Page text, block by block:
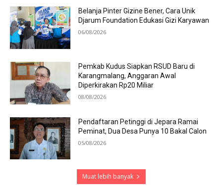
Belanja Pinter Gizine Bener, Cara Unik
Djarum Foundation Edukasi Gizi Karyawan
06/08/2026
Pemkab Kudus Siapkan RSUD Baru di
Karangmalang, Anggaran Awal
Diperkirakan Rp20 Miliar
08/08/2026
Pendaftaran Petinggi di Jepara Ramai
Peminat, Dua Desa Punya 10 Bakal Calon
05/08/2026
Muat lebih banyak